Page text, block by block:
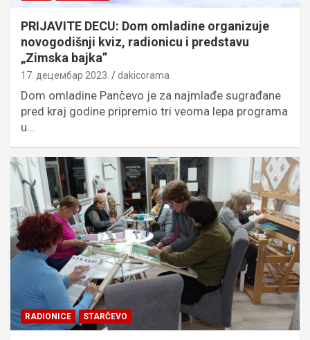
PRIJAVITE DECU: Dom omladine organizuje
novogodišnji kviz, radionicu i predstavu
„Zimska bajka”
17. децембар 2023. dakicorama
Dom omladine Pančevo je za najmlađe sugrađane
pred kraj godine pripremio tri veoma lepa programa
u…
RADIONICE STARČEVO